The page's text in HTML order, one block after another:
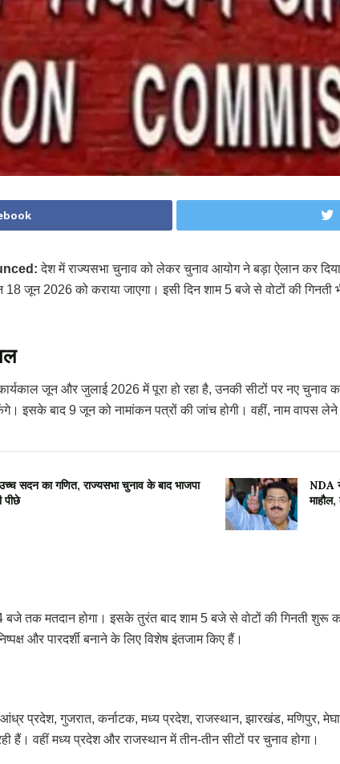
देश में राज्यसभा चुनाव को लेकर चुनाव आयोग ने बड़ा ऐलान कर
18 जून 2026 को कराया जाएगा। इसी दिन शाम 5 बजे से वोटों की
जून और जुलाई 2026 में पूरा हो रहा है, उनकी सीटों पर नए चुनाव
इसके बाद 9 जून को नामांकन पत्रों की जांच होगी। वहीं, नाम वापस
का गणित, राज्यसभा चुनाव के बाद भाजपा
पीछे
NDA
तक मतदान होगा। इसके तुरंत बाद शाम 5 बजे से वोटों की गिनती शुरू
और पारदर्शी बनाने के लिए विशेष इंतजाम किए हैं।
आंध्र प्रदेश, गुजरात, कर्नाटक, मध्य प्रदेश, राजस्थान, झारखंड, मणिपुर,
हैं। वहीं मध्य प्रदेश और राजस्थान में तीन-तीन सीटों पर चुनाव होगा।